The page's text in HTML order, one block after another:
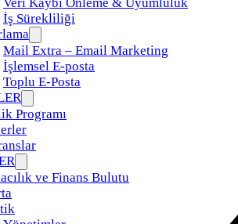
Veri Kaybı Önleme & Uyumluluk
İş Sürekliliği
Mail Extra – Email Marketing
İşlemsel E-posta
Toplu E-Posta
Programı
ve Finans Bulutu